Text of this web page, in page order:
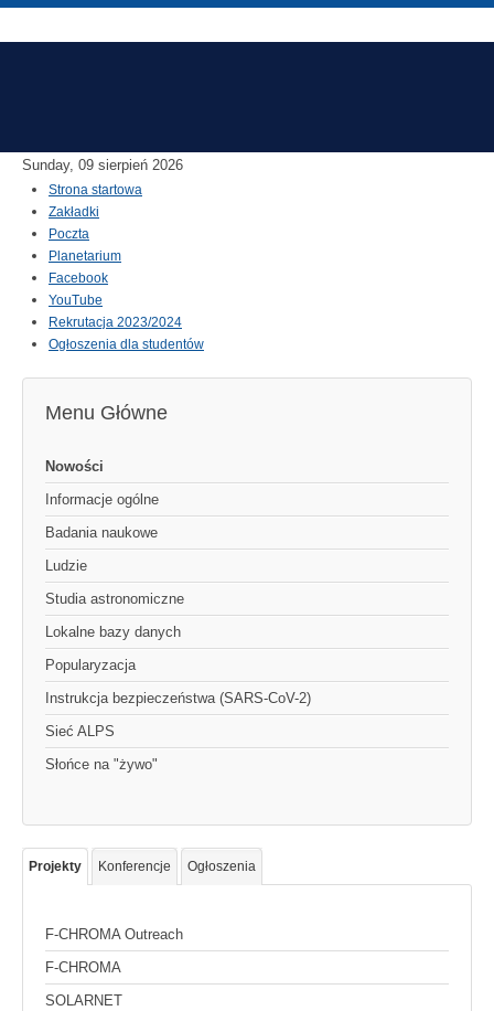
Sunday, 09 sierpień 2026
Strona startowa
Zakładki
Poczta
Planetarium
Facebook
YouTube
Rekrutacja 2023/2024
Ogłoszenia dla studentów
Menu Główne
Nowości
Informacje ogólne
Badania naukowe
Ludzie
Studia astronomiczne
Lokalne bazy danych
Popularyzacja
Instrukcja bezpieczeństwa (SARS-CoV-2)
Sieć ALPS
Słońce na "żywo"
Projekty Konferencje Ogłoszenia
F-CHROMA Outreach
F-CHROMA
SOLARNET